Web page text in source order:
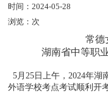
时间：2024-05-28
浏览： 次
常德
湖南省中等职
5月25日上午，2024年
外语学校考点考试顺利开